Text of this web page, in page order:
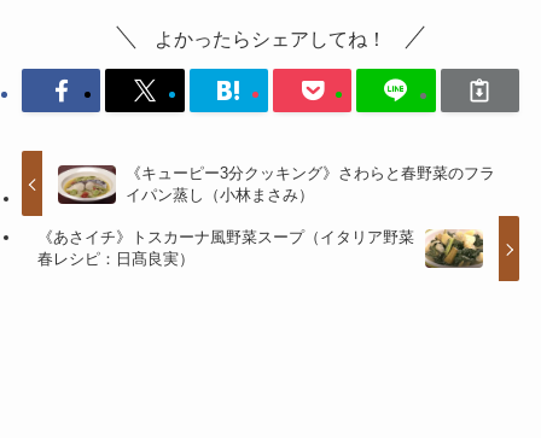
よかったらシェアしてね！
《キューピー3分クッキング》さわらと春野菜のフラ
イパン蒸し（小林まさみ）
《あさイチ》トスカーナ風野菜スープ（イタリア野菜
春レシピ：日髙良実）